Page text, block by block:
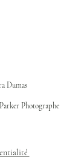
Dumas
Photographe